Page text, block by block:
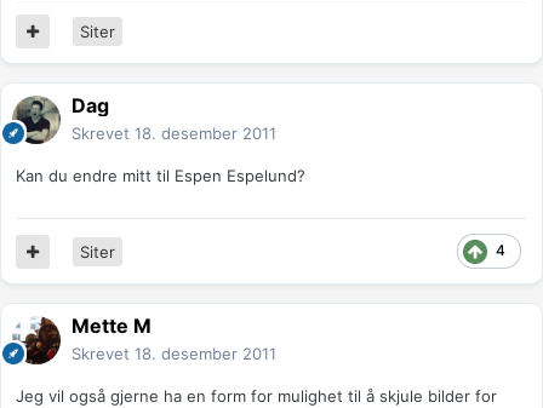
Siter
Dag
Skrevet 18. desember 2011
Kan du endre mitt til Espen Espelund?
4
Siter
Mette M
Skrevet 18. desember 2011
Jeg vil også gjerne ha en form for mulighet til å skjule bilder for